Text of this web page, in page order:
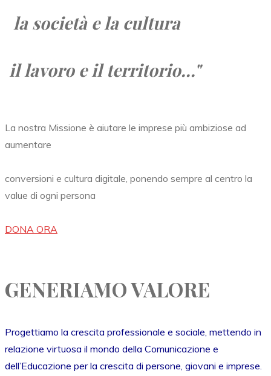
la società ela cultura
il lavoro eil territorio..."
La nostra Missione è aiutare le imprese più ambiziose ad
aumentare
conversioni e cultura digitale, ponendo sempre al centro la
value di ogni persona
DONA ORA
GENERIAMO VALORE
Progettiamo la crescita professionale e sociale, mettendo in
relazione virtuosa il mondo della Comunicazione e
dell’Educazione per la crescita di persone, giovani e imprese.